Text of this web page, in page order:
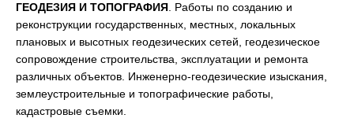
ГЕОДЕЗИЯ И ТОПОГРАФИЯ . Работы по созданию и
реконструкции государственных, местных, локальных
плановых и высотных геодезических сетей, геодезическое
сопровождение строительства, эксплуатации и ремонта
различных объектов. Инженерно-геодезические изыскания,
землеустроительные и топографические работы,
кадастровые съемки.